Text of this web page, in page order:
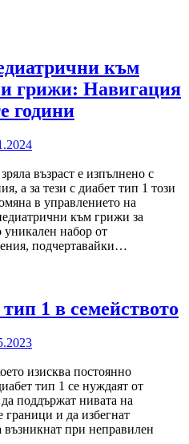
към
грижи: Навигация
години
възраст е изпълнено с
а за тези с диабет тип 1 този
в управлението на
към грижи за
уникален набор от
подчертавайки…
1 в семейството
изисква постоянно
тип 1 се нуждаят от
поддържат нивата на
граници и да избегнат
възникнат при неправилен